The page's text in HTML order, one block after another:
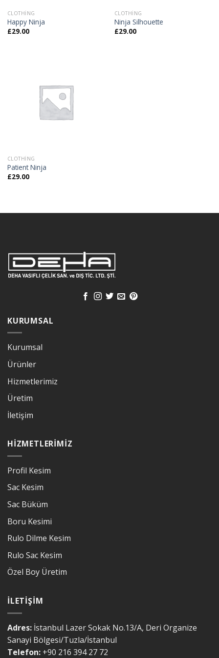
CLOTHING
Happy Ninja
£29.00
CLOTHING
Ninja Silhouette
£29.00
CLOTHING
Patient Ninja
£29.00
KURUMSAL
Kurumsal
Ürünler
Hizmetlerimiz
Üretim
İletişim
HIZMETLERIMIZ
Profil Kesim
Sac Kesim
Sac Büküm
Boru Kesimi
Rulo Dilme Kesim
Rulo Sac Kesim
Özel Boy Üretim
İLETIŞIM
Adres: İstanbul Lazer Sokak No.13/A, Deri Organize
Sanayi Bölgesi/Tuzla/İstanbul
Telefon: +90 216 394 27 72